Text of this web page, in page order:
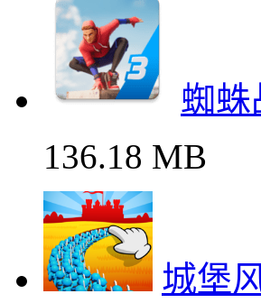
蜘蛛
136.18 MB
城堡